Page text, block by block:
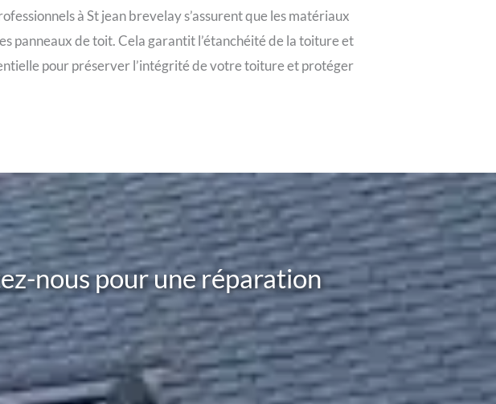
à St jean brevelay s’assurent que les matériaux
panneaux de toit. Cela garantit l’étanchéité de la toiture et
pour préserver l’intégrité de votre toiture et protéger
nous pour une réparation